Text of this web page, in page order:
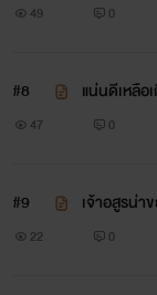
49 0
#8
แน่นดีเหลือ
47 0
#9 เจ้าอสูรน่า
22 0